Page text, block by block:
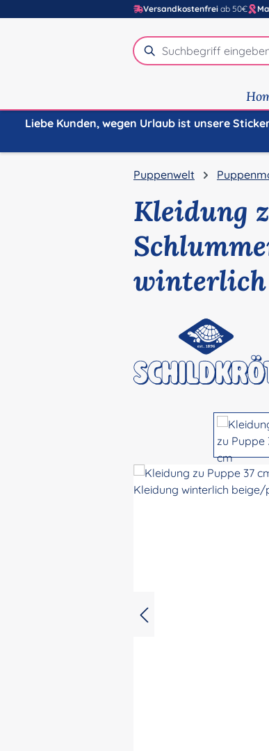
Hauptinhalt springen
Zur Suche springen
Zur Hauptnavigation springen
Versandkostenfrei ab 50€
Liebe Kunden, wegen Urlaub ist unsere
Puppenwelt
Kleidung